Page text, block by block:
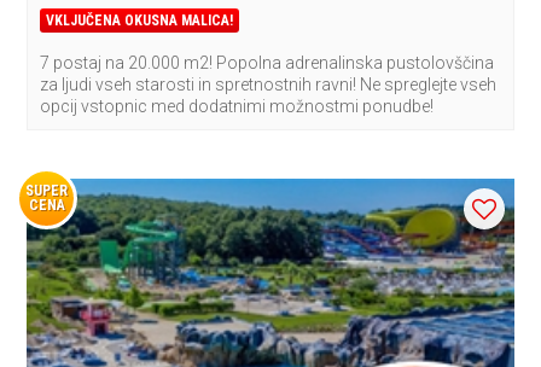
VKLJUČENA OKUSNA MALICA!
7 postaj na 20.000 m2! Popolna adrenalinska pustolovščina
za ljudi vseh starosti in spretnostnih ravni! Ne spreglejte vseh
opcij vstopnic med dodatnimi možnostmi ponudbe!
SUPER
CENA